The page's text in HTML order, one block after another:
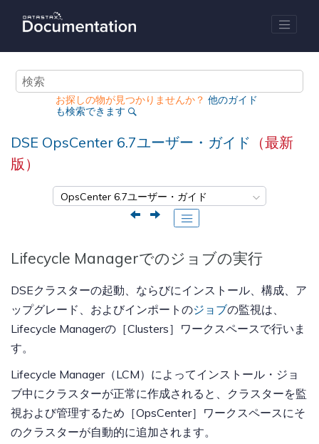
メインコンテンツにジャンプ
お探しの物が見つかりませんか？他のガイド
も検索できます
DSE OpsCenter 6.7ユーザー・ガイド （最新
版）
Lifecycle Managerでのジョブの実行
DSEクラスターの起動、ならびにインストール、構成、ア
ップグレード、およびインポートのジョブの監視は、
Lifecycle Managerの［Clusters］ワークスペースで行いま
す。
Lifecycle Manager（LCM）によってインストール・ジョ
ブ中にクラスターが正常に作成されると、クラスターを監
視および管理するため［OpsCenter］ワークスペースにそ
のクラスターが自動的に追加されます。